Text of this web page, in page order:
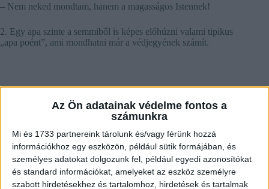
Az Ön adatainak védelme fontos a
számunkra
Mi és 1733 partnereink tárolunk és/vagy férünk hozzá
információkhoz egy eszközön, például sütik formájában, és
személyes adatokat dolgozunk fel, például egyedi azonosítókat
és standard információkat, amelyeket az eszköz személyre
szabott hirdetésekhez és tartalomhoz, hirdetések és tartalmak
– Nem neked mondtam, hanem a magasságos Istennek!
2. Egy apa szinte a semmiből is képes előhúzni valami tipikus
„apa poént”, ami mondhatni már a védjegyének számít.